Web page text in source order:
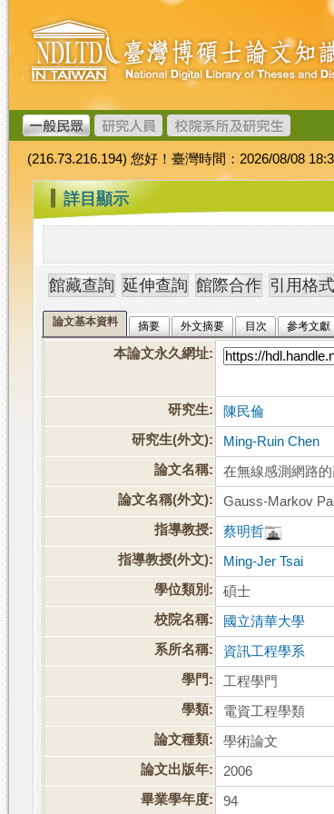
跳
到
主
要
內
容
臺
灣
博
碩
士
論
文
加
值
系
統
(216.73.216.194) 您好！臺灣時間：2026/08/08
::: 詳目顯示
論文基本資料 摘要 外文摘要 目次 參考文獻
本論文永久網址:
研究生:
陳民倫
研究生(外文):
Ming-Ruin Chen
論文名稱:
在無線感測網路
論文名稱(外文):
Gauss-Markov
指導教授:
蔡明哲
指導教授(外文):
Ming-Jer Tsai
學位類別:
碩士
校院名稱:
國立清華大學
系所名稱:
資訊工程學系
學門:
工程學門
學類:
電資工程學類
論文種類:
學術論文
論文出版年:
2006
畢業學年度:
94